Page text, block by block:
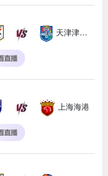
天津津门虎
上海海港